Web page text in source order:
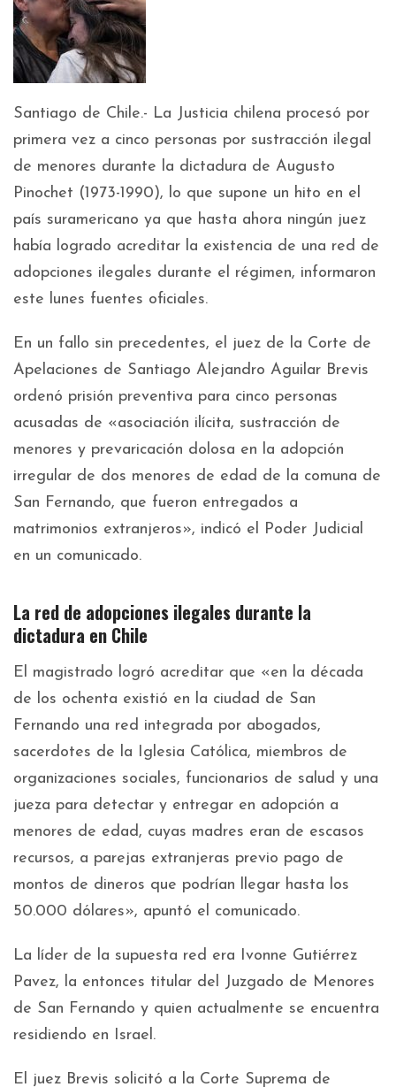
Santiago de Chile.- La Justicia chilena procesó por
primera vez a cinco personas por sustracción ilegal
de menores durante la dictadura de Augusto
Pinochet (1973-1990), lo que supone un hito en el
país suramericano ya que hasta ahora ningún juez
había logrado acreditar la existencia de una red de
adopciones ilegales durante el régimen, informaron
este lunes fuentes oficiales.
En un fallo sin precedentes, el juez de la Corte de
Apelaciones de Santiago Alejandro Aguilar Brevis
ordenó prisión preventiva para cinco personas
acusadas de «asociación ilícita, sustracción de
menores y prevaricación dolosa en la adopción
irregular de dos menores de edad de la comuna de
San Fernando, que fueron entregados a
matrimonios extranjeros», indicó el Poder Judicial
en un comunicado.
La red de adopciones ilegales durante la
dictadura en Chile
El magistrado logró acreditar que «en la década
de los ochenta existió en la ciudad de San
Fernando una red integrada por abogados,
sacerdotes de la Iglesia Católica, miembros de
organizaciones sociales, funcionarios de salud y una
jueza para detectar y entregar en adopción a
menores de edad, cuyas madres eran de escasos
recursos, a parejas extranjeras previo pago de
montos de dineros que podrían llegar hasta los
50.000 dólares», apuntó el comunicado.
La líder de la supuesta red era Ivonne Gutiérrez
Pavez, la entonces titular del Juzgado de Menores
de San Fernando y quien actualmente se encuentra
residiendo en Israel.
El juez Brevis solicitó a la Corte Suprema de